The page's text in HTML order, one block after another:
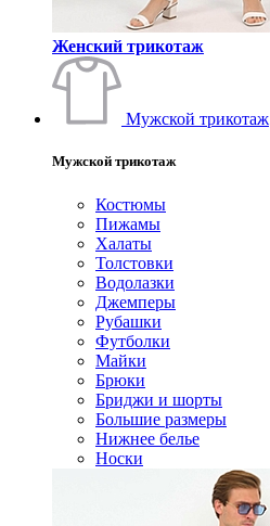
Женский трикотаж
Мужской трикотаж
Мужской трикотаж
Костюмы
Пижамы
Халаты
Толстовки
Водолазки
Джемперы
Рубашки
Футболки
Майки
Брюки
Бриджи и шорты
Большие размеры
Нижнее белье
Носки